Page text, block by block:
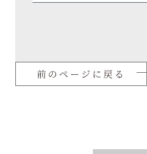
前のページに戻る